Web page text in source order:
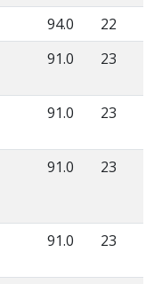
94.0
22
91.0 23
91.0 23
91.0 23
91.0 23